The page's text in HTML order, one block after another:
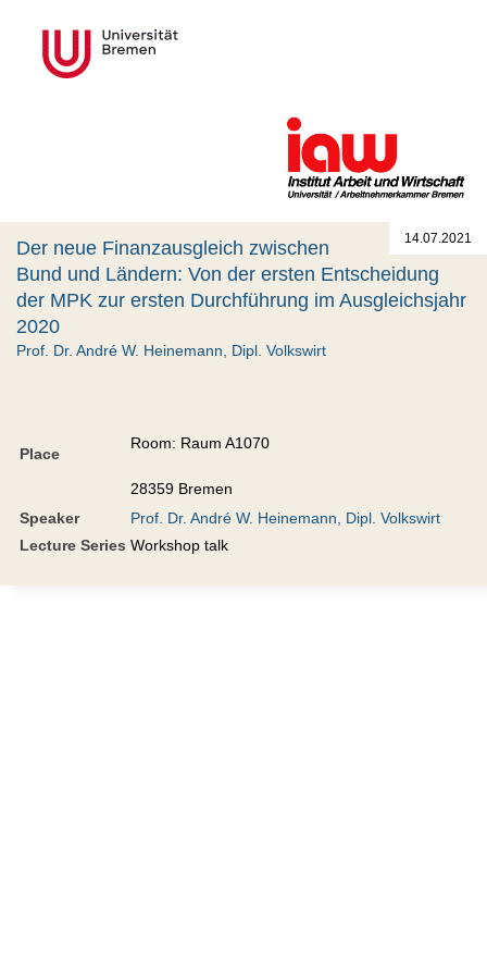
14.07.2021
Der neue Finanzausgleich zwischen
Bund und Ländern: Von der ersten Entscheidung
der MPK zur ersten Durchführung im Ausgleichsjahr
2020
Prof. Dr. André W. Heinemann, Dipl. Volkswirt
Place
Room: Raum A1070
28359 Bremen
Speaker
Prof. Dr. André W. Heinemann, Dipl. Volkswirt
Lecture Series Workshop talk